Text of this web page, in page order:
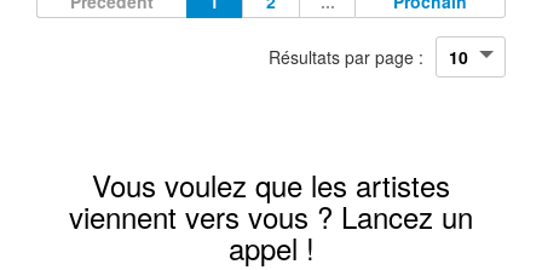
Résultats par page :
Vous voulez que les artistes
viennent vers vous ? Lancez un
appel !